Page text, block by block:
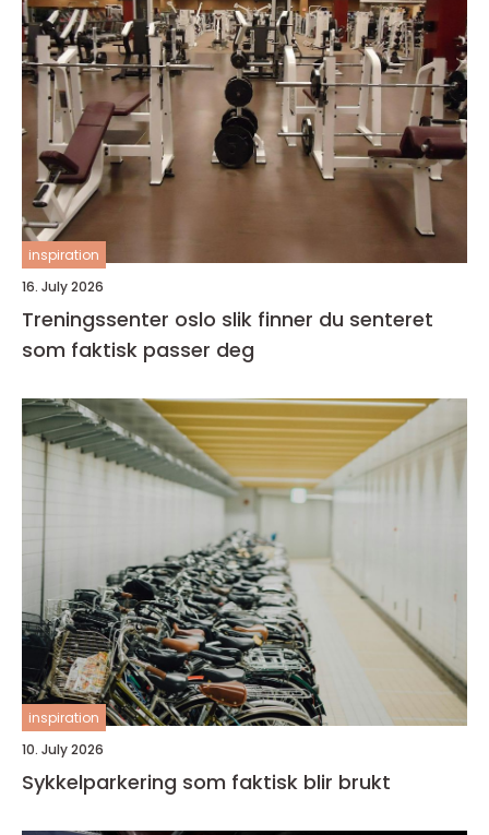
inspiration
16. July 2026
Treningssenter oslo slik finner du senteret
som faktisk passer deg
inspiration
10. July 2026
Sykkelparkering som faktisk blir brukt